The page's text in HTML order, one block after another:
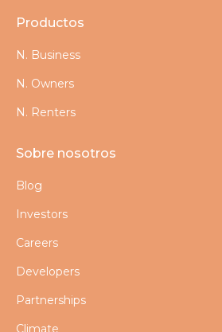
Productos
N. Business
N. Owners
N. Renters
Sobre nosotros
Blog
Investors
Careers
Developers
Partnerships